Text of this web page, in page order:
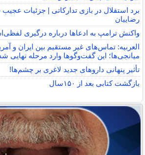
برد استقلال در بازی تدارکاتی | جزئیات عجیب
رضاییان
واکنش ترامپ به ادعاها درباره درگیری
العربیه: تماس‌های غیر مستقیم بین ایران و
میانجی‌ها؛ این گفت‌و‌گو‌ها وارد مرحله نهایی
تأثیر پنهانی داروهای جدید لاغری بر چشم‌ها!
بازگشت کتابی بعد از ۱۵۰سال